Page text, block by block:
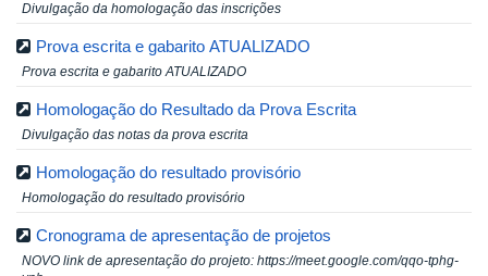
Divulgação da homologação das inscrições
Prova escrita e gabarito ATUALIZADO
Prova escrita e gabarito ATUALIZADO
Homologação do Resultado da Prova Escrita
Divulgação das notas da prova escrita
Homologação do resultado provisório
Homologação do resultado provisório
Cronograma de apresentação de projetos
NOVO link de apresentação do projeto: https://meet.google.com/qqo-tphg-